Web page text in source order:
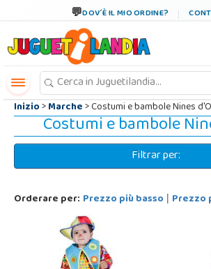
DOV´È IL MIO ORDINE?
Inizio>Marche> Costumi e bambole Nines
Costumi e bambole
Filtrar per:
Orderare per: Prezzo più basso | Prezzo